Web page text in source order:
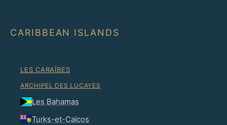
CARIBBEAN ISLANDS
LES CARAÏBES
ARCHIPEL DES LUCAYES
Les Bahamas
Turks-et-Caïcos